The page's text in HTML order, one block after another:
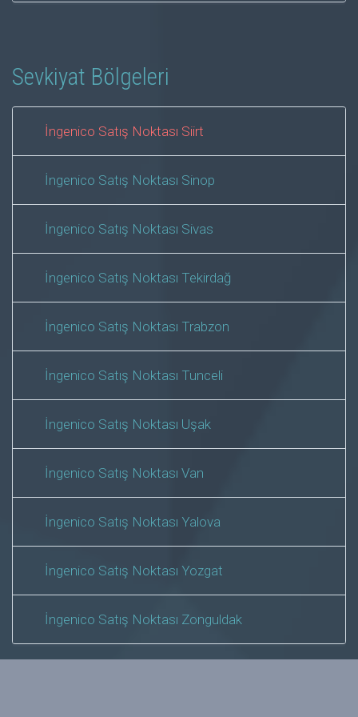
Sevkiyat Bölgeleri
İngenico Satış Noktası Siirt
İngenico Satış Noktası Sinop
İngenico Satış Noktası Sivas
İngenico Satış Noktası Tekirdağ
İngenico Satış Noktası Trabzon
İngenico Satış Noktası Tunceli
İngenico Satış Noktası Uşak
İngenico Satış Noktası Van
İngenico Satış Noktası Yalova
İngenico Satış Noktası Yozgat
İngenico Satış Noktası Zonguldak